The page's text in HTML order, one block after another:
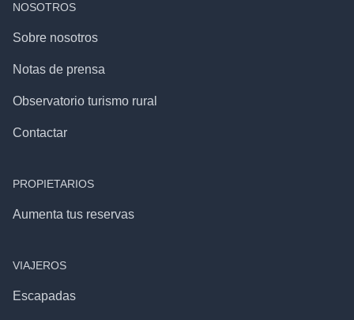
NOSOTROS
Sobre nosotros
Notas de prensa
Observatorio turismo rural
Contactar
PROPIETARIOS
Aumenta tus reservas
VIAJEROS
Escapadas